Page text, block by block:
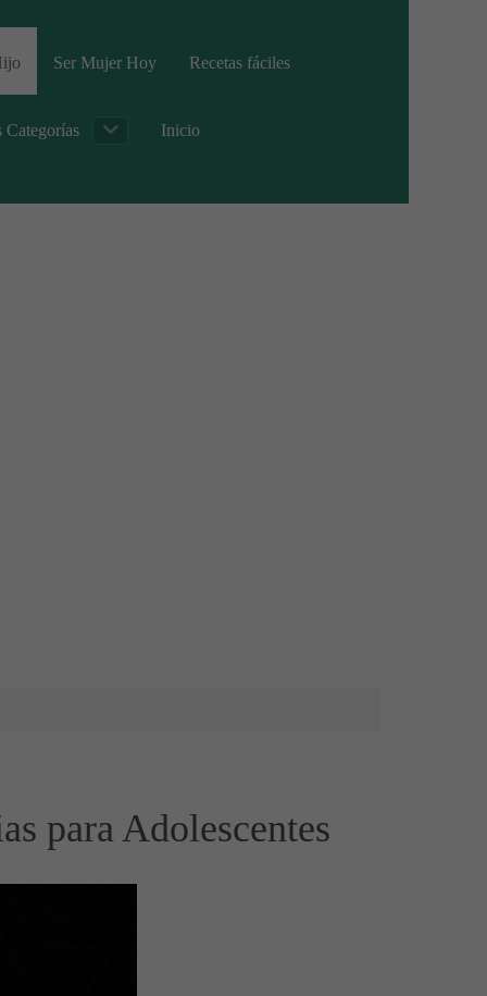
Ser Mujer Hoy Recetas fáciles
Categorías Inicio
para Adolescentes